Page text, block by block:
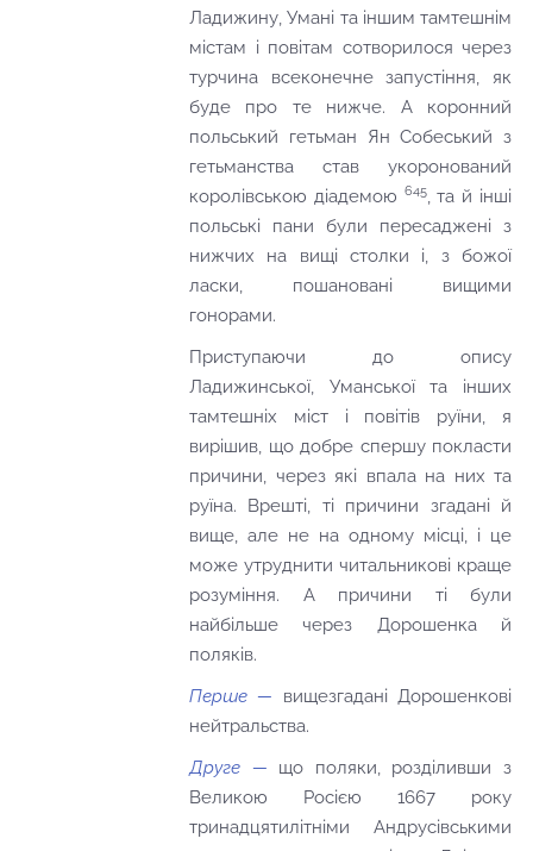
Ладижину, Умані та іншим тамтешнім
містам і повітам сотворилося через
турчина всеконечне запустіння, як
буде про те нижче. А коронний
польський гетьман Ян Собеський з
гетьманства став укоронований
королівською діадемою 645, та й інші
польські пани були пересаджені з
нижчих на вищі столки і, з божої
ласки, пошановані вищими
гонорами.
Приступаючи до опису
Ладижинської, Уманської та інших
тамтешніх міст і повітів руїни, я
вирішив, що добре спершу покласти
причини, через які впала на них та
руїна. Врешті, ті причини згадані й
вище, але не на одному місці, і це
може утруднити читальникові краще
розуміння. А причини ті були
найбільше через Дорошенка й
поляків.
Перше — вищезгадані Дорошенкові
нейтральства.
Друге — що поляки, розділивши з
Великою Росією 1667 року
тринадцятилітніми Андрусівськими